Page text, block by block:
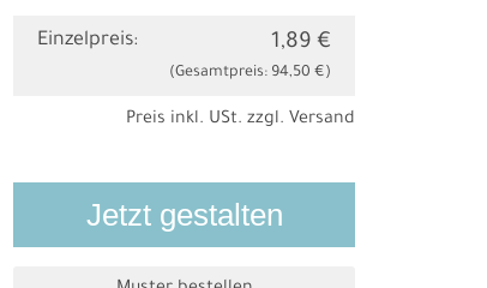
Einzelpreis: 1,89 €
(Gesamtpreis: 94,50 €)
Preis inkl. USt. zzgl. Versand
Jetzt gestalten